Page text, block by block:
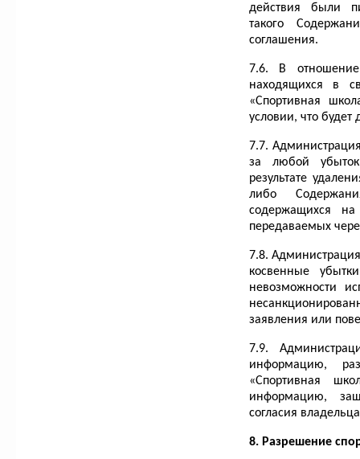
действия были
такого
соглашения.
7.6. В отношение
находящихся в
«Спортивная
условии, что будет
7.7.
за любой
результате
либо
содержащихся
передаваемых
7.8.
косвенные
невозможности
заявления или
7.9.
информацию,
«Спортивная
информацию,
согласия
8. Разрешение